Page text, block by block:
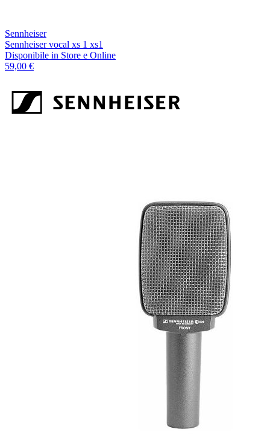
Sennheiser
Sennheiser vocal xs 1 xs1
Disponibile in Store e Online
59,00 €